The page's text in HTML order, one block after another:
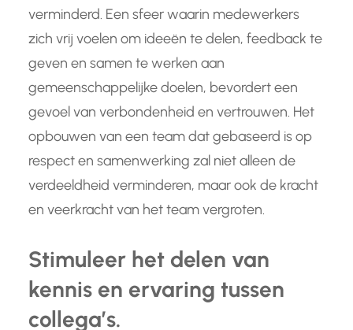
verminderd. Een sfeer waarin medewerkers
zich vrij voelen om ideeën te delen, feedback te
geven en samen te werken aan
gemeenschappelijke doelen, bevordert een
gevoel van verbondenheid en vertrouwen. Het
opbouwen van een team dat gebaseerd is op
respect en samenwerking zal niet alleen de
verdeeldheid verminderen, maar ook de kracht
en veerkracht van het team vergroten.
Stimuleer het delen van
kennis en ervaring tussen
collega’s.